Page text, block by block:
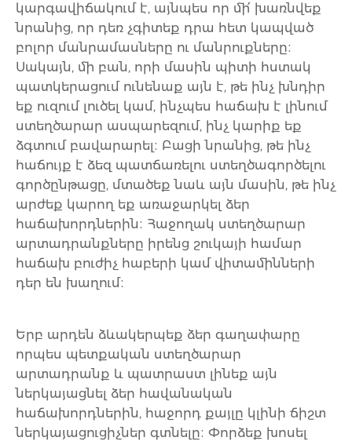
կարգավիճակում է, այնպես որ մի՛ խառնվեք
նրանից, որ դեռ չգիտեք դրա հետ կապված
բոլոր մանրամասները ու մանրուքները։
Սակայն, մի բան, որի մասին պիտի հստակ
պատկերացում ունենաք այն է, թե ինչ խնդիր
եք ուզում լուծել կամ, ինչպես հաճախ է լինում
ստեղծարար ասպարեզում, ինչ կարիք եք
ձգտում բավարարել։ Բացի նրանից, թե ինչ
հաճույք է ձեզ պատճառելու ստեղծագործելու
գործընթացը, մտածեք նաև այն մասին, թե ինչ
արժեք կարող եք առաջարկել ձեր
հաճախորդներին։ Հաջողակ ստեղծարար
արտադրանքները իրենց շուկայի համար
հաճախ բուժիչ հաբերի կամ վիտամինների
դեր են խաղում։
Երբ արդեն ձևակերպեք ձեր գաղափարը
որպես պետքական ստեղծարար
արտադրանք և պատրաստ լինեք այն
ներկայացնել ձեր հավանական
հաճախորդներին, հաջորդ քայլը կլինի ճիշտ
ներկայացուցիչներ գտնելը։ Փորձեք խոսել